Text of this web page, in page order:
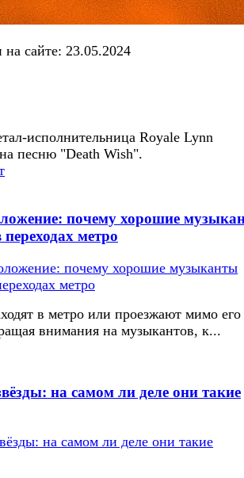
на сайте: 23.05.2024
исполнительница Royale Lynn
песню "Death Wish".
почему хорошие
метро
в метро или проезжают мимо его
внимания на музыкантов, к...
на самом ли деле они такие